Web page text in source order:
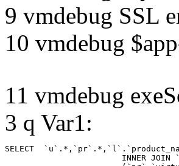
9 vmdebug SSL
10 vmdebug
11 vmdebug
3 q Var1:
SELECT